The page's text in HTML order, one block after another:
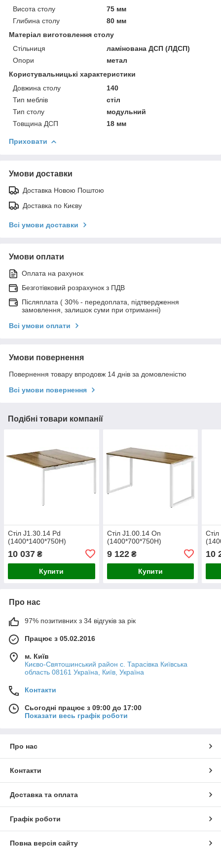
Висота столу
75 мм
Глибина столу
80 мм
Матеріал виготовлення столу
Стільниця
ламінована ДСП (ЛДСП)
Опори
метал
Користувальницькі характеристики
Довжина столу
140
Тип меблів
стіл
Тип столу
модульний
Товщина ДСП
18 мм
Приховати
Умови доставки
Доставка Новою Поштою
Доставка по Києву
Всі умови доставки
Умови оплати
Оплата на рахунок
Безготівковий розрахунок з ПДВ
Післяплата ( 30% - передоплата, підтвердження
замовлення, залишок суми при отриманні)
Всі умови оплати
Умови повернення
Повернення товару впродовж 14 днів за домовленістю
Всі умови повернення
Подібні товари компанії
Стіл J1.30.14 Pd
(1400*1400*750Н)
10 037 ₴
Купити
Стіл J1.00.14 On
(1400*700*750Н)
9 122₴
Купити
10
Про нас
97% позитивних з 34 відгуків за рік
Працює з 05.02.2016
м. Київ
Києво-Святошинський район с. Тарасівка Київська
область 08161 Україна, Київ, Україна
Контакти
Сьогодні працює з 09:00 до 17:00
Показати весь графік роботи
Про нас
Контакти
Доставка та оплата
Графік роботи
Повна версія сайту